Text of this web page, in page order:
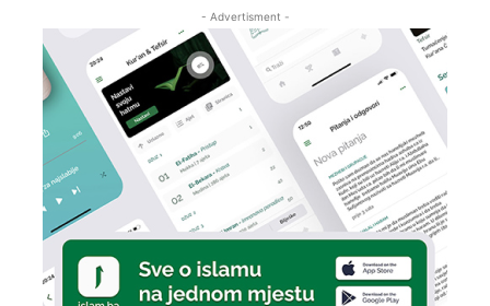
- Advertisment -